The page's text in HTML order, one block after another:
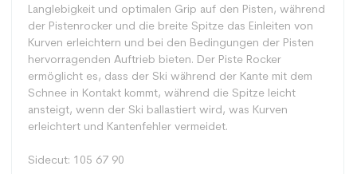
Langlebigkeit und optimalen Grip auf den Pisten, während
der Pistenrocker und die breite Spitze das Einleiten von
Kurven erleichtern und bei den Bedingungen der Pisten
hervorragenden Auftrieb bieten. Der Piste Rocker
ermöglicht es, dass der Ski während der Kante mit dem
Schnee in Kontakt kommt, während die Spitze leicht
ansteigt, wenn der Ski ballastiert wird, was Kurven
erleichtert und Kantenfehler vermeidet.
Sidecut: 105 67 90